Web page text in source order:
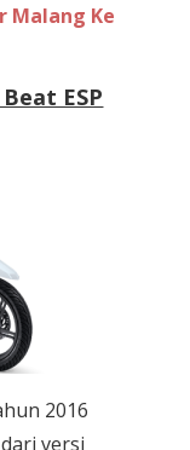
Malang Ke
ESP
2016
versi